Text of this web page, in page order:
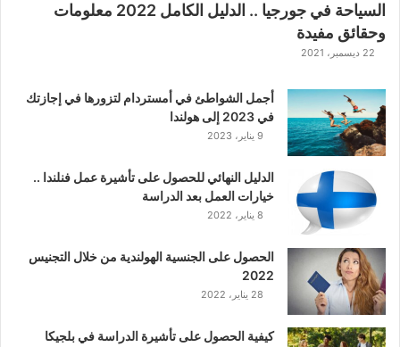
ا
ل
ا
س
ي
ك
ر
ب
ي
ة
السياحة في جورجيا .. الدليل الكامل 2022 معلومات
وحقائق مفيدة
22 ديسمبر، 2021
أجمل الشواطئ في أمستردام لتزورها في إجازتك
في 2023 إلى هولندا
9 يناير، 2023
الدليل النهائي للحصول على تأشيرة عمل فنلندا ..
خيارات العمل بعد الدراسة
8 يناير، 2022
الحصول على الجنسية الهولندية من خلال التجنيس
2022
28 يناير، 2022
كيفية الحصول على تأشيرة الدراسة في بلجيكا